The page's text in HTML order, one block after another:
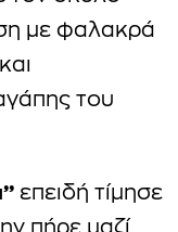
με φαλακρά
του
επειδή τίμησε